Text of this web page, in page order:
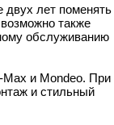
двух лет поменять
также
обслуживанию
Max и Mondeo. При
и стильный